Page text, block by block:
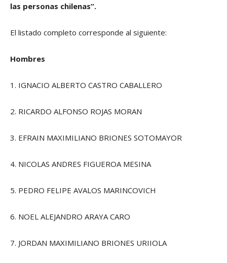
las personas chilenas”.
El listado completo corresponde al siguiente:
Hombres
1. IGNACIO ALBERTO CASTRO CABALLERO
2. RICARDO ALFONSO ROJAS MORAN
3. EFRAIN MAXIMILIANO BRIONES SOTOMAYOR
4. NICOLAS ANDRES FIGUEROA MESINA
5. PEDRO FELIPE AVALOS MARINCOVICH
6. NOEL ALEJANDRO ARAYA CARO
7. JORDAN MAXIMILIANO BRIONES URIIOLA